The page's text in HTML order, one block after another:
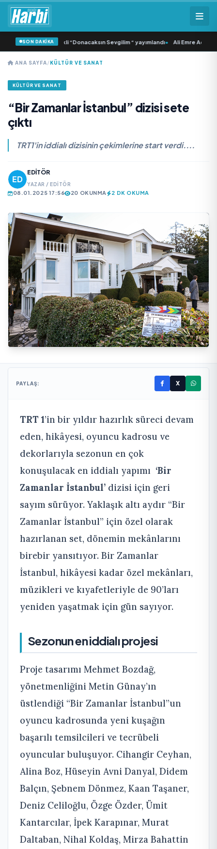
SON DAKİKA
Samlı ‘dan İkinci Tekli “Donacaksın Sevgilim “ yayımlandı• Ali Emre Açıkgöz
ANA SAYFA/KÜLTÜR VE SANAT
KÜLTÜR VE SANAT
“Bir Zamanlar İstanbul” dizisi sete
çıktı
TRT1'in iddialı dizisinin çekimlerine start verdi....
EDITÖR
YAZAR / EDITÖR
08.01.2025 17:56 20 OKUNMA 2 DK OKUMA
PAYLAŞ: X
TRT 1’in bir yıldır hazırlık süreci devam
eden, hikâyesi, oyuncu kadrosu ve
dekorlarıyla sezonun en çok
konuşulacak en iddialı yapımı ‘Bir
Zamanlar İstanbul’ dizisi için geri
sayım sürüyor. Yaklaşık altı aydır “Bir
Zamanlar İstanbul” için özel olarak
hazırlanan set, dönemin mekânlarını
birebir yansıtıyor. Bir Zamanlar
İstanbul, hikâyesi kadar özel mekânları,
müzikleri ve kıyafetleriyle de 90’ları
yeniden yaşatmak için gün sayıyor.
Sezonun en iddialı projesi
Proje tasarımı Mehmet Bozdağ,
yönetmenliğini Metin Günay’ın
üstlendiği “Bir Zamanlar İstanbul”un
oyuncu kadrosunda yeni kuşağın
başarılı temsilcileri ve tecrübeli
oyuncular buluşuyor. Cihangir Ceyhan,
Alina Boz, Hüseyin Avni Danyal, Didem
Balçın, Şebnem Dönmez, Kaan Taşaner,
Deniz Celiloğlu, Özge Özder, Ümit
Kantarcılar, İpek Karapınar, Murat
Daltaban, Nihal Koldaş, Mirza Bahattin